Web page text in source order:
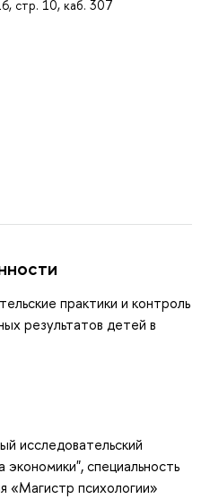
стр. 10, каб. 307
практики и контроль
результатов детей в
исследовательский
специальность
«Магистр психологии»